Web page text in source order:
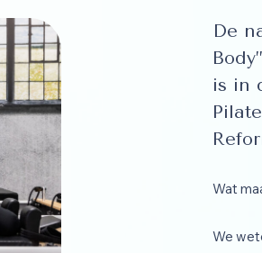
De
is in
Wat
We